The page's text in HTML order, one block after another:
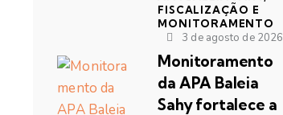
FISCALIZAÇÃO E
MONITORAMENTO
3 de agosto de 2026
Monitoramento
da APA Baleia
Sahy fortalece a